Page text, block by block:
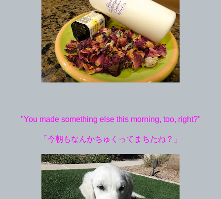
"You made something else this morning, too, right?"
「今朝もなんかちゅくってまちたね？」